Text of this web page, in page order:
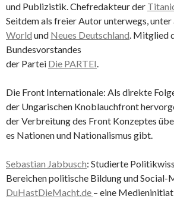
und Publizistik. Chefredakteur der
Seitdem als freier Autor unterwegs,
World und Neues Deutschland. Mitglied
Bundesvorstandes
der Partei Die PARTEI.
Die Front Internationale: Als direkte
der Ungarischen Knoblauchfront
der Verbreitung des Front Konzeptes
es Nationen und Nationalismus gibt.
Sebastian Jabbusch: Studierte
Bereichen politische Bildung und Social-
DuHastDieMacht.de – eine